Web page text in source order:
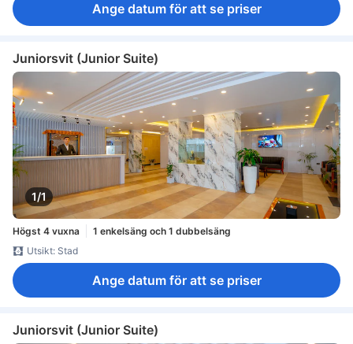
Ange datum för att se priser
Juniorsvit (Junior Suite)
1/1
Högst 4 vuxna
1 enkelsäng och 1 dubbelsäng
Utsikt: Stad
Ange datum för att se priser
Juniorsvit (Junior Suite)